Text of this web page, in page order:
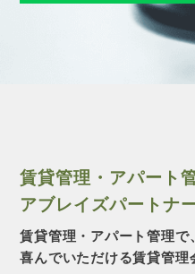
賃貸管理・アパート
アブレイズパートナ
賃貸管理・アパート管理で
喜んでいただける賃貸管理